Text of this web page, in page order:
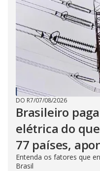
DO R7/07/08/2026
Brasileiro
elétrica do
77 países,
Entenda os fatores que
Brasil